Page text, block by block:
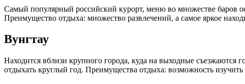
Самый популярный российский курорт, меню во множестве баров
Преимущество отдыха: множество развлечений, а самое яркое
Вунгтау
Находится вблизи крупного города, куда на выходные съезжаются
отдыхать круглый год. Преимущества отдыха: возможность